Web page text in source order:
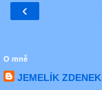
‹
O mně
JEMELÍK ZDENEK